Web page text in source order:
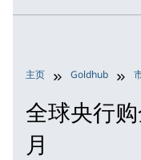
主页 Goldhub
全球央行
月